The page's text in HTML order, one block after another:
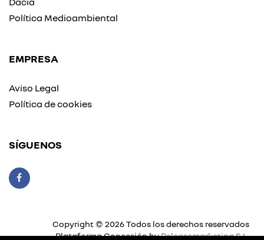
Política Medioambiental
EMPRESA
Aviso Legal
Política de cookies
SÍGUENOS
Copyright © 2026 Todos los derechos reservados
Plataforma Concesión byReleasemarketing S.L.